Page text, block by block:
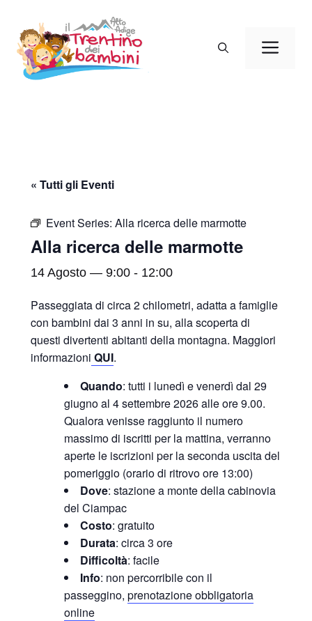
contenuto
« Tutti gli Eventi
Event Series: Alla ricerca delle marmotte
Alla ricerca delle marmotte
14 Agosto — 9:00 - 12:00
Passeggiata di circa 2 chilometri, adatta a famiglie
con bambini dai 3 anni in su, alla scoperta di
questi divertenti abitanti della montagna. Maggiori
informazioni QUI.
Quando: tutti i lunedì e venerdì dal 29
giugno al 4 settembre 2026 alle ore 9.00.
Qualora venisse raggiunto il numero
massimo di iscritti per la mattina, verranno
aperte le iscrizioni per la seconda uscita del
pomeriggio (orario di ritrovo ore 13:00)
Dove: stazione a monte della cabinovia
del Ciampac
Costo: gratuito
Durata: circa 3 ore
Difficoltà: facile
Info: non percorribile con il
passeggino, prenotazione obbligatoria
online